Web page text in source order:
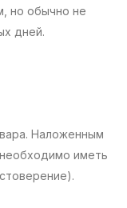
но обычно не
дней.
Наложенным
иметь